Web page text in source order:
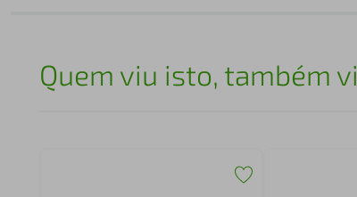
Quem viu isto, também